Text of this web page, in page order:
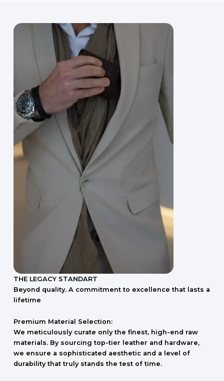
THE LEGACY STANDART
Beyond quality. A commitment to excellence that lasts a
lifetime
Premium Material Selection:
We meticulously curate only the finest, high-end raw
materials. By sourcing top-tier leather and hardware,
we ensure a sophisticated aesthetic and a level of
durability that truly stands the test of time.